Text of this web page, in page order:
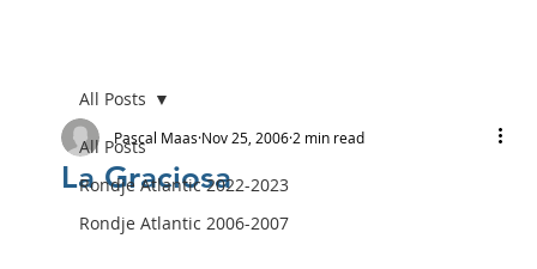
All Posts
Rondje Atlantic 2022-2023
Rondje Atlantic 2006-2007
All Posts
La Graciosa
Pascal Maas Nov 25, 2006 2 min read